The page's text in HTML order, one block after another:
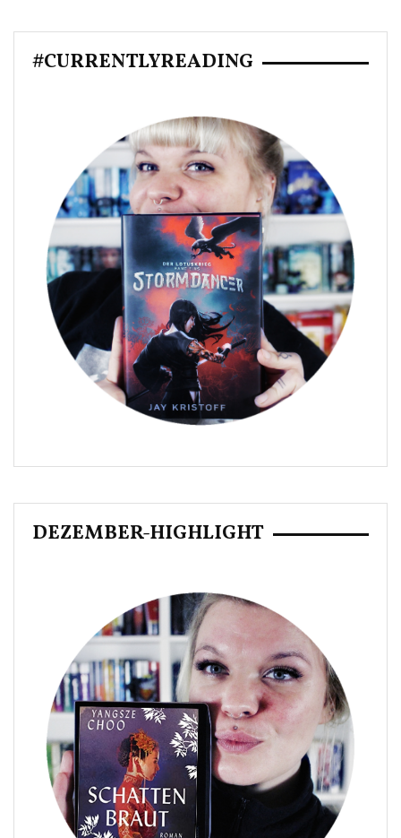
#CURRENTLYREADING
DEZEMBER-HIGHLIGHT